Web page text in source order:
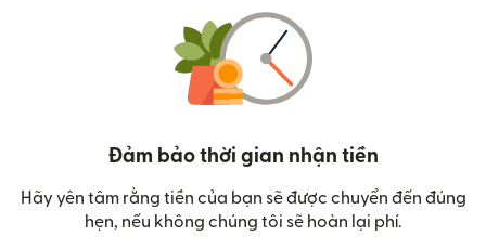
Đảm bảo thời gian nhận tiền
Hãy yên tâm rằng tiền của bạn sẽ được chuyển đến đúng
hẹn, nếu không chúng tôi sẽ hoàn lại phí.